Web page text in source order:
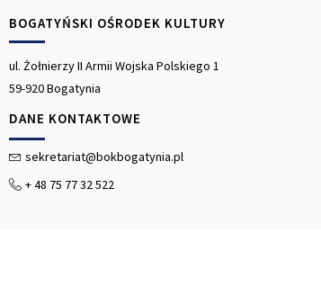
BOGATYŃSKI OŚRODEK KULTURY
ul. Żołnierzy II Armii Wojska Polskiego 1
59-920 Bogatynia
DANE KONTAKTOWE
sekretariat@bokbogatynia.pl
+ 48 75 77 32 522